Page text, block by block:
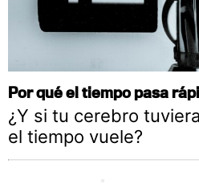
Por qué el tiempo pasa
¿Y si tu cerebro
el tiempo vuele?